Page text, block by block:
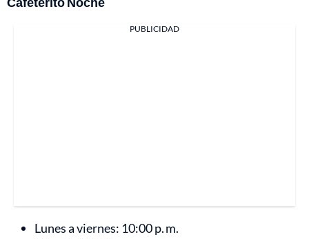
PUBLICIDAD
Lunes a viernes: 10:00 p. m.